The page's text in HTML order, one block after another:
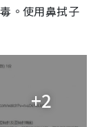
。使用鼻拭子
+2